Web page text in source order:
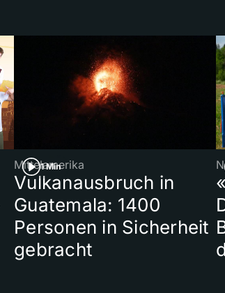
1 Min
Mittelamerika
Vulkanausbruch in
Guatemala: 1400
Personen in Sicherheit
gebracht